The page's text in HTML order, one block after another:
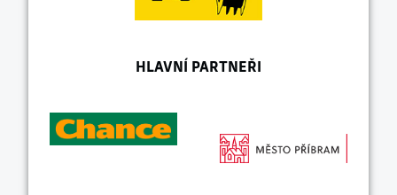
HLAVNÍ PARTNEŘI